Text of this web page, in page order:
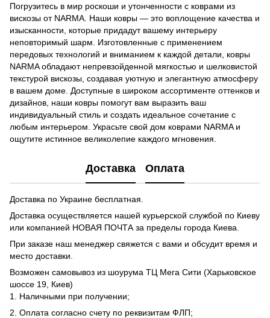
Погрузитесь в мир роскоши и утонченности с коврами из
вискозы от NARMA. Наши ковры — это воплощение качества и
изысканности, которые придадут вашему интерьеру
неповторимый шарм. Изготовленные с применением
передовых технологий и вниманием к каждой детали, ковры
NARMA обладают непревзойденной мягкостью и шелковистой
текстурой вискозы, создавая уютную и элегантную атмосферу
в вашем доме. Доступные в широком ассортименте оттенков и
дизайнов, наши ковры помогут вам выразить ваш
индивидуальный стиль и создать идеальное сочетание с
любым интерьером. Украсьте свой дом коврами NARMA и
ощутите истинное великолепие каждого мгновения.
Доставка Оплата
Доставка по Украине бесплатная.
Доставка осуществляется нашей курьерской службой по Киеву
или компанией НОВАЯ ПОЧТА за пределы города Киева.
При заказе наш менеджер свяжется с вами и обсудит время и
место доставки.
Возможен самовывоз из шоурума ТЦ Мега Сити (Харьковское
шоссе 19, Киев)
1. Наличными при получении;
2. Оплата согласно счету по реквизитам ФЛП;